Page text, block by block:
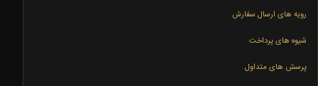
رویه های ارسال سفارش
شیوه های پرداخت
پرسش های متداول